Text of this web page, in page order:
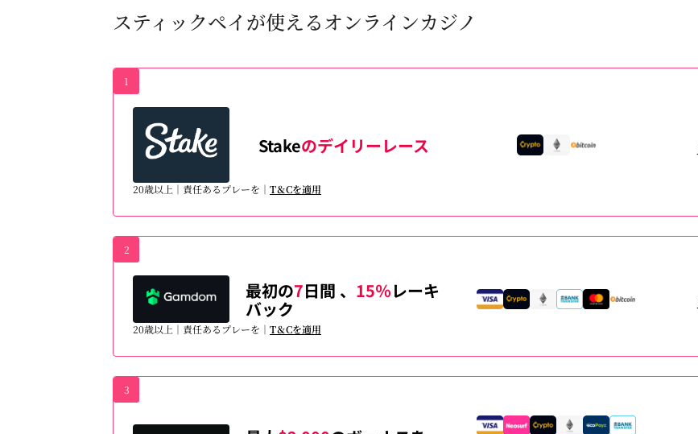
スティックペイが使えるオンラインカジノ
1
Stakeのデイリーレース
20歳以上｜責任あるプレーを｜ T＆Cを適用
2
最初の7日間 、 15％レーキ
バック
20歳以上｜責任あるプレーを｜ T＆Cを適用
3